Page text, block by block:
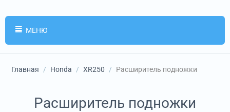
МЕНЮ
Главная / Honda / XR250 / Расширитель подножки
Расширитель подножки